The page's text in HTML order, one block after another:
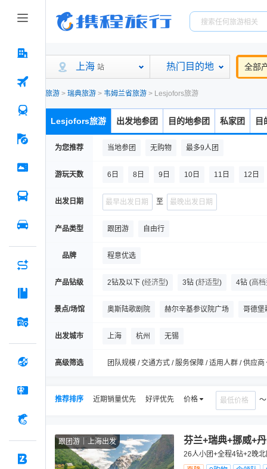
上海 站 热门目的地 全部
旅游 > 瑞典旅游 > 韦姆兰省旅游 > Lesjofors旅游
Lesjofors旅游 出发地参团 目的地参团 私家团 目
为您推荐 当地参团 无购物 最多9人团
游玩天数 6日 8日 9日 10日 11日 12日
出发日期 至
产品类型 跟团游 自由行
品牌 程意优选
产品钻级 2钻及以下 (经济型) 3钻 (舒适型) 4钻 (高
景点/场馆 奥斯陆歌剧院 赫尔辛基参议院广场 哥德堡
塔林亚历山大·涅夫斯基主教座堂
出发城市 上海 杭州 无锡
高级筛选 团队规模 / 交通方式 / 服务保障 / 适用人群 / 供应商
推荐排序 近期销量优先 好评优先 价格
跟团游 上海出发 芬兰+瑞典+挪威+
26人小团+全程4钻+2晚